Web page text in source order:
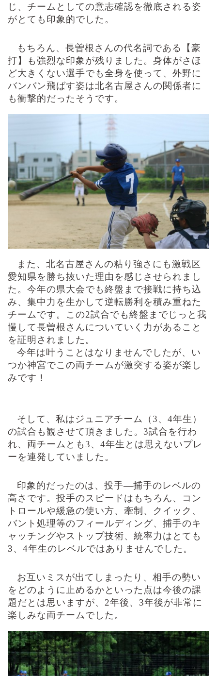
じ、チームとしての意志確認を徹底される姿
がとても印象的でした。
もちろん、長曽根さんの代名詞である【豪
打】も強烈な印象が残りました。身体がさほ
ど大きくない選手でも全身を使って、外野に
バンバン飛ばす姿は北名古屋さんの関係者に
も衝撃的だったそうです。
また、北名古屋さんの粘り強さにも激戦区
愛知県を勝ち抜いた理由を感じさせられまし
た。今年の県大会でも終盤まで接戦に持ち込
み、集中力を生かして逆転勝利を積み重ねた
チームです。この2試合でも終盤までじっと我
慢して長曽根さんについていく力があること
を証明されました。
今年は叶うことはなりませんでしたが、い
つか神宮でこの両チームが激突する姿が楽し
みです！
そして、私はジュニアチーム（ 3、 4年生）
の試合も観させて頂きました。3試合を行わ
れ、両チームとも 3、 4年生とは思えないプレ
ーを連発していました。
印象的だったのは、投手―捕手のレベルの
高さです。投手のスピードはもちろん、コン
トロールや緩急の使い方、牽制、クイック、
バント処理等のフィールディング、捕手のキ
ャッチングやストップ技術、統率力はとても
3、 4年生のレベルではありませんでした。
お互いミスが出てしまったり、相手の勢い
をどのように止めるかといった点は今後の課
題だとは思いますが、 2年後、 3年後が非常に
楽しみな両チームでした。